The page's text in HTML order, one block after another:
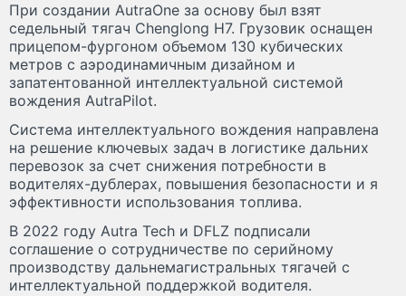
При создании AutraOne за основу был взят
седельный тягач Chenglong H7. Грузовик оснащен
прицепом-фургоном объемом 130 кубических
метров с аэродинамичным дизайном и
запатентованной интеллектуальной системой
вождения AutraPilot.
Система интеллектуального вождения направлена ​​
на решение ключевых задач в логистике дальних
перевозок за счет снижения потребности в
водителях-дублерах, повышения безопасности и я
эффективности использования топлива.
В 2022 году Autra Tech и DFLZ подписали
соглашение о сотрудничестве по серийному
производству дальнемагистральных тягачей с
интеллектуальной поддержкой водителя.